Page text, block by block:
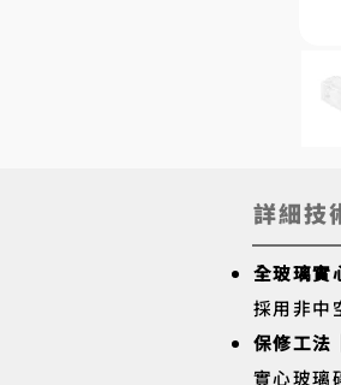
詳細技
全玻璃實
採用非中
保修工法
實心玻璃